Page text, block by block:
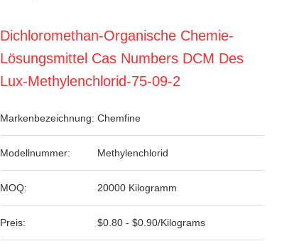
Dichloromethan-Organische Chemie-
Lösungsmittel Cas Numbers DCM Des
Lux-Methylenchlorid-75-09-2
Markenbezeichnung: Chemfine
Modellnummer: Methylenchlorid
MOQ: 20000 Kilogramm
Preis: $0.80 - $0.90/Kilograms